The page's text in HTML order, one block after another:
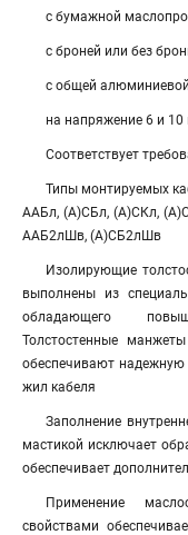
с бумажной
с броней или без
с общей
на напряжение 6 и 10
Соответствует
Типы монтируемых
ААБл, (А)СБл, (А)СКл,
ААБ2лШв, (А)СБ2лШв
Изолирующие
выполнены из
обладающего
Толстостенные
обеспечивают
жил кабеля
Заполнение
мастикой исключает
обеспечивает
Применение
свойствами